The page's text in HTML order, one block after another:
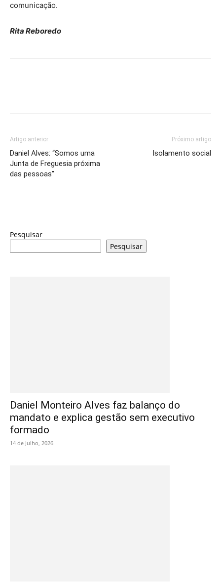
comunicação.
Rita Reboredo
Artigo anterior
Daniel Alves: “Somos uma
Junta de Freguesia próxima
das pessoas”
Próximo artigo
Isolamento social
Pesquisar
Pesquisar
Daniel Monteiro Alves faz balanço do
mandato e explica gestão sem executivo
formado
14 de Julho, 2026